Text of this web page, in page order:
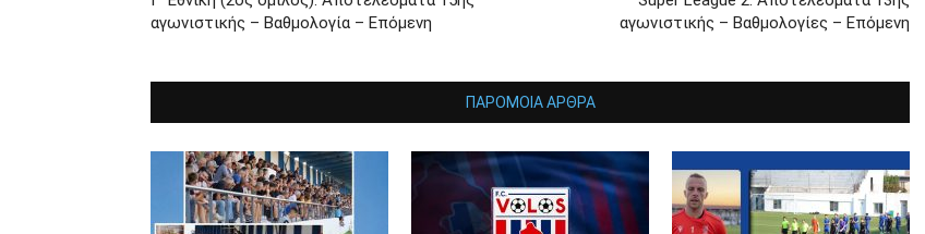
αγωνιστικής – Βαθμολογία – Επόμενη
αγωνιστικής – Βαθμολογίες – Επόμενη
ΠΑΡΟΜΟΙΑ ΑΡΘΡΑ